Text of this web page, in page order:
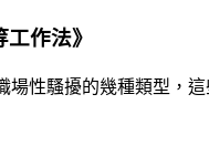
作法》
場性騷擾的幾種類型，